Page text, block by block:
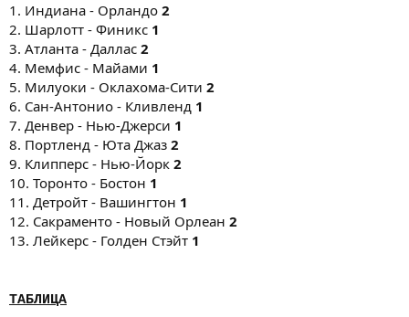
1. Индиана - Орландо 2
2. Шарлотт - Финикс 1
3. Атланта - Даллас 2
4. Мемфис - Майами 1
5. Милуоки - Оклахома-Сити 2
6. Сан-Антонио - Кливленд 1
7. Денвер - Нью-Джерси 1
8. Портленд - Юта Джаз 2
9. Клипперс - Нью-Йорк 2
10. Торонто - Бостон 1
11. Детройт - Вашингтон 1
12. Сакраменто - Новый Орлеан 2
13. Лейкерс - Голден Стэйт 1
ТАБЛИЦА